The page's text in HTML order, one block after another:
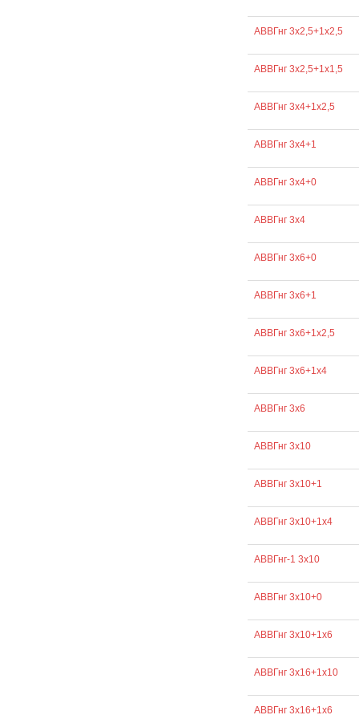
АВВГнг 3х2,5+1х2,5
АВВГнг 3х2,5+1х1,5
АВВГнг 3х4+1х2,5
АВВГнг 3х4+1
АВВГнг 3х4+0
АВВГнг 3х4
АВВГнг 3х6+0
АВВГнг 3х6+1
АВВГнг 3х6+1х2,5
АВВГнг 3х6+1х4
АВВГнг 3х6
АВВГнг 3х10
АВВГнг 3х10+1
АВВГнг 3х10+1х4
АВВГнг-1 3х10
АВВГнг 3х10+0
АВВГнг 3х10+1х6
АВВГнг 3х16+1х10
АВВГнг 3х16+1х6